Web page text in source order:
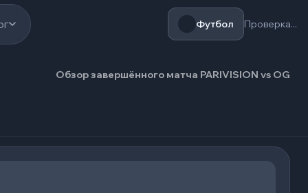
Футбол Проверка...
Обзор завершённого матча PARIVISION vs OG